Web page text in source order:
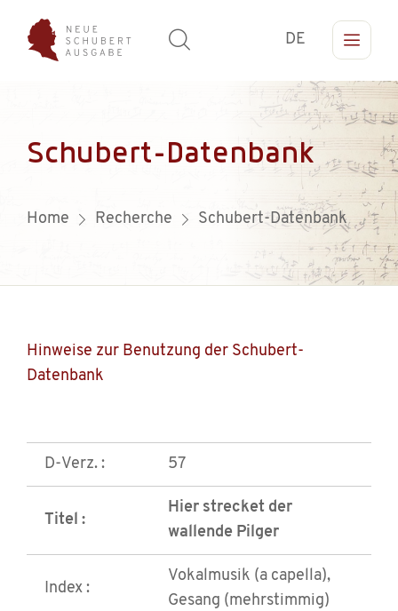
DE
Schubert-Datenbank
Home Recherche Schubert-Datenbank
Hinweise zur Benutzung der Schubert-
Datenbank
D-Verz. : 57
Titel :
Hier strecket der
wallende Pilger
Index :
Vokalmusik (a capella),
Gesang (mehrstimmig)